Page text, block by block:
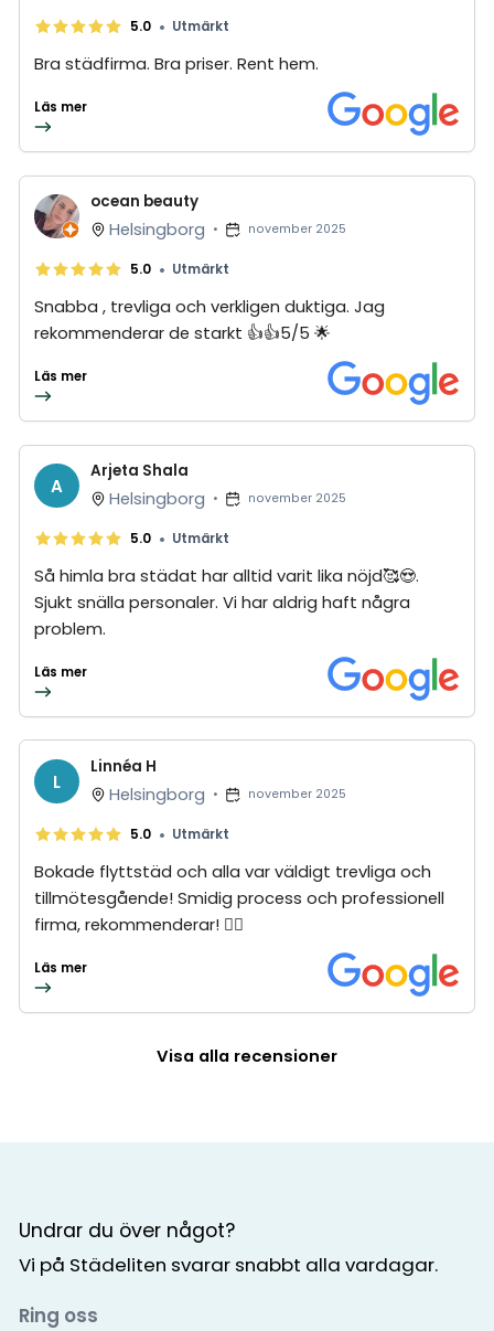
5.0 • Utmärkt
Bra städfirma. Bra priser. Rent hem.
Läs mer
ocean beauty
Helsingborg • november 2025
5.0 • Utmärkt
Snabba , trevliga och verkligen duktiga. Jag
rekommenderar de starkt 👍👍5/5 🌟
Läs mer
A
Arjeta Shala
Helsingborg • november 2025
5.0 • Utmärkt
Så himla bra städat har alltid varit lika nöjd🥰😍.
Sjukt snälla personaler. Vi har aldrig haft några
problem.
Läs mer
L
Linnéa H
Helsingborg • november 2025
5.0 • Utmärkt
Bokade flyttstäd och alla var väldigt trevliga och
tillmötesgående! Smidig process och professionell
firma, rekommenderar! 👌🏼
Läs mer
Visa alla recensioner
Undrar du över något?
Vi på Städeliten svarar snabbt alla vardagar.
Ring oss